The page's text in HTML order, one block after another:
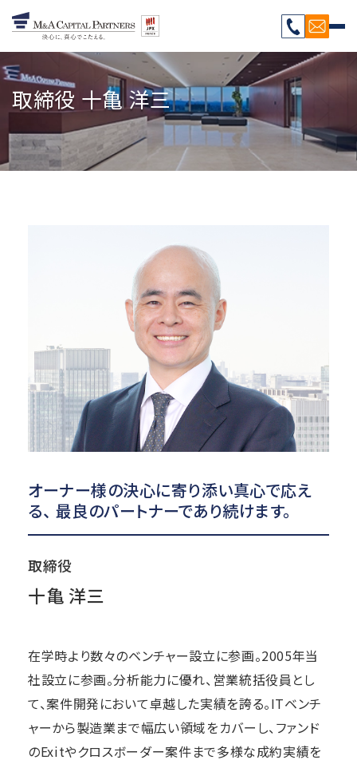
取締役 十亀 洋三
オーナー様の決心に寄り添い真心で応え
る、 最良のパートナーであり続けます。
取締役
十亀 洋三
在学時より数々のベンチャー設立に参画。2005年当
社設立に参画。分析能力に優れ、営業統括役員とし
て、案件開発において卓越した実績を誇る。ITベンチ
ャーから製造業まで幅広い領域をカバーし、ファンド
のExitやクロスボーダー案件まで多様な成約実績を